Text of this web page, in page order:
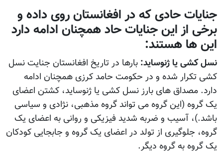
جنایات حادی که در افغانستان روی داده و
برخی از این جنایات حاد همچنان ادامه دارد
این ها هستند:
نسل کشی یا ژنوساید:بارها در تاریخ افغانستان جنایت نسل
کشی تکرار شده و در حکومت حامد کرزی همچنان ادامه
دارد. مصداق های بارز نسل کشی یا ژنوساید، کشتن اعضای
یک گروه (این گروه می تواند گروه مذهبی، نژادی و سیاسی
باشد.)، آسیب و ضربه شدید فیزیکی و روانی به اعضای یک
گروه، جلوگیری از تولد در اعضای یک گروه و جابجایی کودکان
یک گروه به گروه دیگر.